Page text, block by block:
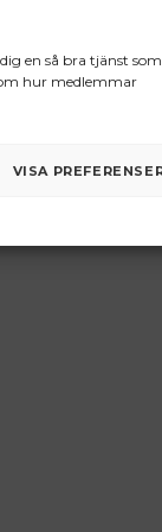
en så bra tjänst som
hur medlemmar
VISA